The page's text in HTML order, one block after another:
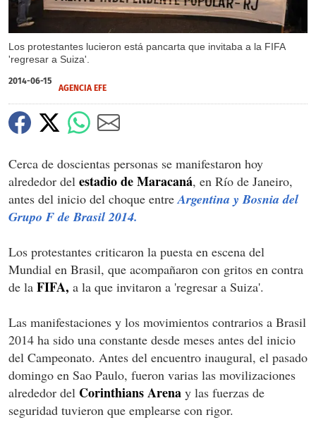
Los protestantes lucieron está pancarta que invitaba a la FIFA
'regresar a Suiza'.
2014-06-15
AGENCIA EFE
Cerca de doscientas personas se manifestaron hoy
alrededor del estadio de Maracaná, en Río de Janeiro,
antes del inicio del choque entre Argentina y Bosnia del
Grupo F de Brasil 2014.
Los protestantes criticaron la puesta en escena del
Mundial en Brasil, que acompañaron con gritos en contra
de la FIFA, a la que invitaron a 'regresar a Suiza'.
Las manifestaciones y los movimientos contrarios a Brasil
2014 ha sido una constante desde meses antes del inicio
del Campeonato. Antes del encuentro inaugural, el pasado
domingo en Sao Paulo, fueron varias las movilizaciones
alrededor del Corinthians Arena y las fuerzas de
seguridad tuvieron que emplearse con rigor.